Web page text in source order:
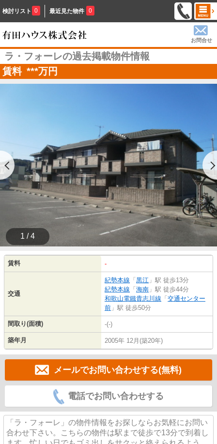
検討リスト 0 最近見た物件 0
お問合せ
ラ・フォーレの過去掲載物件情報
賃料 ***万円
1 / 4
賃料 -
交通
紀勢本線 「 黒江 」駅 徒歩13分
紀勢本線 「 海南 」駅 徒歩44分
和歌山電鐵貴志川線 「 交通センター
前 」駅 徒歩50分
間取り(面積) -(-)
築年月 2005年 12月(築20年)
メールでお問い合わせする(無料)
電話でお問い合わせする
「ラ・フォーレ」の物件情報をお探しならお気軽にお問い
合わせ下さい。こちらの物件は駅まで徒歩で13分で到着し